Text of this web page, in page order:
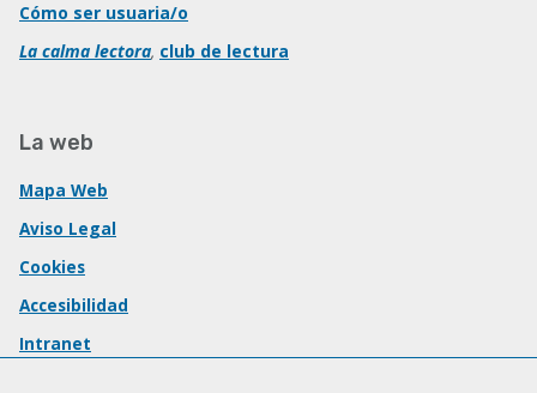
Cómo ser usuaria/o
La calma lectora, club de lectura
La web
Mapa Web
Aviso Legal
Cookies
Accesibilidad
Intranet